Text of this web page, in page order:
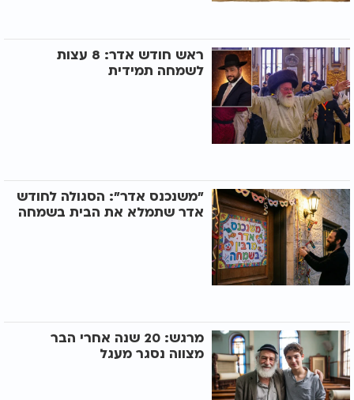
ראש חודש אדר: 8 עצות
לשמחה תמידית
"משנכנס אדר": הסגולה לחודש
אדר שתמלא את הבית בשמחה
מרגש: 20 שנה אחרי הבר
מצווה נסגר מעגל